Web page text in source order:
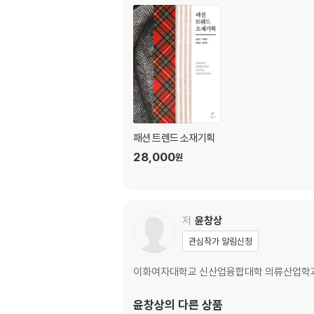
패션 트렌드 소재기획
28,000원
저 윤창상
관심작가 알림신청
이화여자대학교 신산업융합대학 의류산업학
윤창상의 다른 상품